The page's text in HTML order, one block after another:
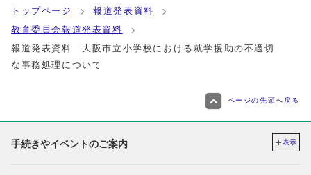
トップページ
報道発表資料
教育委員会報道発表資料
報道発表資料 大阪市立小学校における就学援助の不適切
な事務処理について
ページの先頭へ戻る
手続きやイベントのご案内 表示